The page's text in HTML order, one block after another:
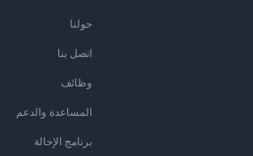
حولنا
اتصل بنا
وظائف
المساعدة والدعم
برنامج الإحالة